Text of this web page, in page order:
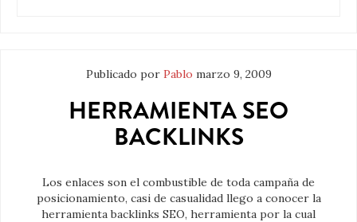
Publicado por Pablo marzo 9, 2009
HERRAMIENTA SEO
BACKLINKS
Los enlaces son el combustible de toda campaña de
posicionamiento, casi de casualidad llego a conocer la
herramienta backlinks SEO, herramienta por la cual